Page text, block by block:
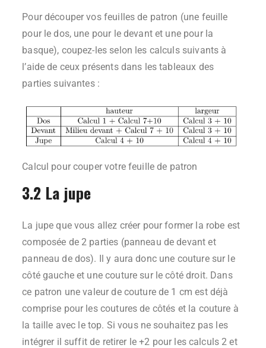
Pour découper vos feuilles de patron (une feuille
pour le dos, une pour le devant et une pour la
basque), coupez-les selon les calculs suivants à
l’aide de ceux présents dans les tableaux des
parties suivantes :
Calcul pour couper votre feuille de patron
3.2 La jupe
La jupe que vous allez créer pour former la robe est
composée de 2 parties (panneau de devant et
panneau de dos). Il y aura donc une couture sur le
côté gauche et une couture sur le côté droit. Dans
ce patron une valeur de couture de 1 cm est déjà
comprise pour les coutures de côtés et la couture à
la taille avec le top. Si vous ne souhaitez pas les
intégrer il suffit de retirer le +2 pour les calculs 2 et